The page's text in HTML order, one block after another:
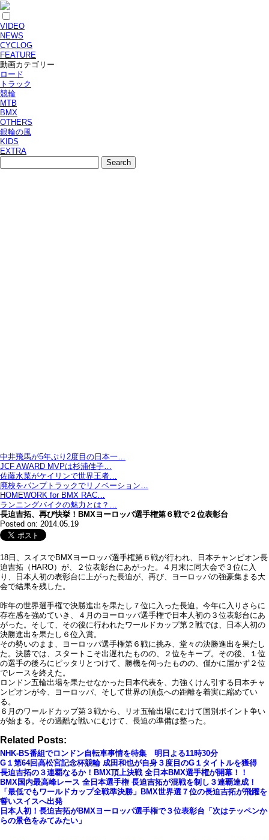
VIDEO
NEWS
CYCLOG
FEATURE
動画カテゴリー
ロード
トラック
競輪
MTB
BMX
OTHERS
銀輪の風
KIDS
EXTRA
中井飛馬が5年ぶり2度目の日本一…
JCF AWARD MVPは杉浦佳子…
佐藤水菜がケイリンで世界王者…
廃校をパンプトラックでリノベーション…
HOMEWORK for BMX RAC…
ランニングバイクの魅力とは？…
長迫吉拓、再び快挙！BMXヨーロッパ選手権第６戦で２位表彰台
Posted on: 2014.05.19
18日、スイスでBMXヨーロッパ選手権第６戦が行われ、日本チャンピオン長
迫吉拓（HARO）が、２位表彰台にあがった。４月末に同大会で３位に入
り、日本人初の表彰台に上がった長迫が、再び、ヨーロッパの強豪集まる大
会で結果を残した。
昨年の世界選手権で決勝進出を果たし７位に入った長迫。今年に入りさらに
存在感を強めていき、４月のヨーロッパ選手権で日本人初の３位表彰台にあ
がった。そして、その後に行われたワールドカップ第２戦では、日本人初の
決勝進出を果たし６位入賞。
その勢いのまま、ヨーロッパ選手権第６戦に挑み、堂々の決勝進出を果たし
た。決勝では、スタートこそ出遅れたものの、２位をキープ。その後、１位
の選手の後ろにピッタリとつけて、勝機を伺ったものの、僅かに届かず２位
でレースを終えた。
ロンドン五輪出場を果たせなかった日本代表を、力強くけん引する日本チャ
ンピオンが今、ヨーロッパ、そして世界の頂点への距離を着実に縮めてい
る。
６月のワールドカップ第３戦から、リオ五輪出場にむけて国別ポイント争い
が始まる。その過酷な戦いにむけて、長迫の準備は整った。
Related Posts:
NHK-BS番組でロンドン自転車事情を特集 明日よる11時30分
G１第64回高松宮記念杯競輪 成田和也が自身３度目のG１タイトルを獲得
長迫吉拓の３連覇なるか！BMX頂上決戦 全日本BMX選手権が開幕！！
BMX国内最高峰レース 全日本選手権 長迫吉拓が混戦を制し３連覇達成！
「最低でもワールドカップ全戦準決勝」BMX世界選７位の長迫吉拓が飛躍を
誓いスイスへ出発
日本人初！長迫吉拓がBMXヨーロッパ選手権で３位表彰台「次はテッペンか
らの景色をみてみたい」